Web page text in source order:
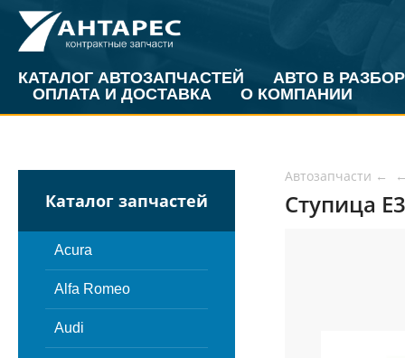
КАТАЛОГ АВТОЗАПЧАСТЕЙ
АВТО В РАЗБОР
ОПЛАТА И ДОСТАВКА
О КОМПАНИИ
Каталог запчастей
Acura
Alfa Romeo
Audi
Автозапчасти ←
Ступица